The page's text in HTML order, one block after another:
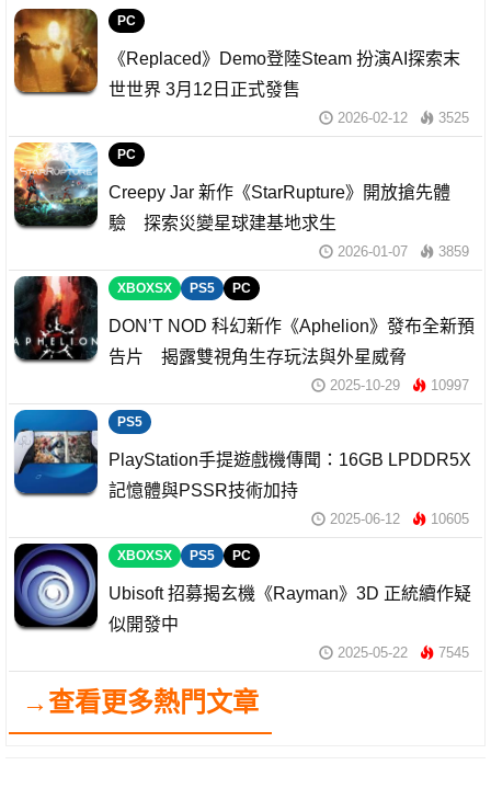
PC
《Replaced》Demo登陸Steam 扮演AI探索末
世世界 3月12日正式發售
2026-02-12 3525
PC
Creepy Jar 新作《StarRupture》開放搶先體
驗 探索災變星球建基地求生
2026-01-07 3859
XBOXSX PS5 PC
DON’T NOD 科幻新作《Aphelion》發布全新預
告片 揭露雙視角生存玩法與外星威脅
2025-10-29 10997
PS5
PlayStation手提遊戲機傳聞：16GB LPDDR5X
記憶體與PSSR技術加持
2025-06-12 10605
XBOXSX PS5 PC
Ubisoft 招募揭玄機《Rayman》3D 正統續作疑
似開發中
2025-05-22 7545
→查看更多熱門文章